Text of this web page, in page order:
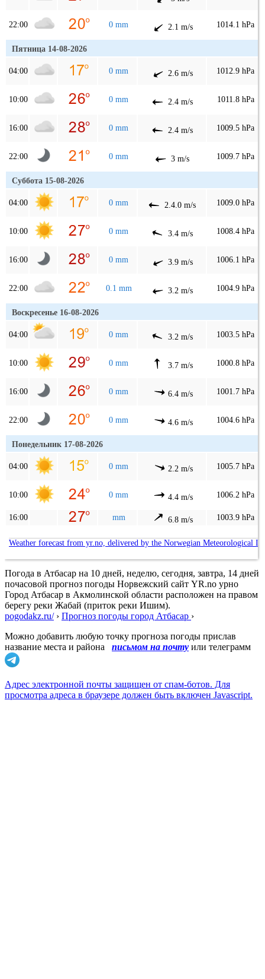
22:00 0 mm 2.1 m/s 1014.1 hPa
Пятница 14-08-2026
04:00 0 mm 2.6 m/s 1012.9 hPa
10:00 0 mm 2.4 m/s 1011.8 hPa
16:00 0 mm 2.4 m/s 1009.5 hPa
22:00 0 mm 3 m/s 1009.7 hPa
Суббота 15-08-2026
04:00 0 mm 2.4.0 m/s 1009.0 hPa
10:00 0 mm 3.4 m/s 1008.4 hPa
16:00 0 mm 3.9 m/s 1006.1 hPa
22:00 0.1 mm 3.2 m/s 1004.9 hPa
Воскресенье 16-08-2026
04:00 0 mm 3.2 m/s 1003.5 hPa
10:00 0 mm 3.7 m/s 1000.8 hPa
16:00 0 mm 6.4 m/s 1001.7 hPa
22:00 0 mm 4.6 m/s 1004.6 hPa
Понедельник 17-08-2026
04:00 0 mm 2.2 m/s 1005.7 hPa
10:00 0 mm 4.4 m/s 1006.2 hPa
16:00 mm 6.8 m/s 1003.9 hPa
Weather forecast from yr.no, delivered by the Norwegian Meteorological
Погода в Атбасар на 10 дней, неделю, сегодня, завтра, 14 дней
почасовой прогноз погоды Норвежский сайт YR.no урно
Город Атбасар в Акмолинской области расположен на правом
берегу реки Жабай (приток реки Ишим).
pogodakz.ru/› Прогноз погоды город Атбасар ›
Можно добавить любую точку прогноза погоды прислав
название места и района
письмом на почту или телеграмм
Адрес электронной почты защищен от спам-ботов. Для
просмотра адреса в браузере должен быть включен Javascript.